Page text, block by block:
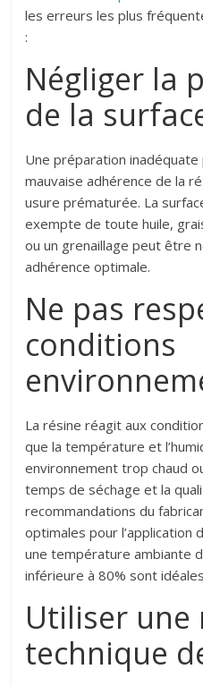
les erreurs les plus
:
Négliger la
de la
Une préparation
mauvaise adhérence de la
usure prématurée. La
exempte de toute huile,
ou un grenaillage peut être
adhérence optimale.
Ne pas
conditions
La résine réagit aux
que la température et
environnement trop chaud
temps de séchage et la
recommandations du
optimales pour l’application
une température ambiante
inférieure à 80% sont
Utiliser une
technique